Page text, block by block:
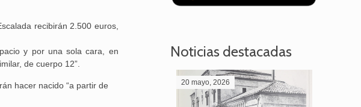
recibirán 2.500 euros,
y por una sola cara, en
de cuerpo 12”.
hacer nacido “a partir de
Noticias destacadas
25 febrero, 2026 20 mayo, 2026